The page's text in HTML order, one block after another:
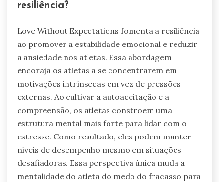
resiliência?
Love Without Expectations fomenta a resiliência
ao promover a estabilidade emocional e reduzir
a ansiedade nos atletas. Essa abordagem
encoraja os atletas a se concentrarem em
motivações intrínsecas em vez de pressões
externas. Ao cultivar a autoaceitação e a
compreensão, os atletas constroem uma
estrutura mental mais forte para lidar com o
estresse. Como resultado, eles podem manter
níveis de desempenho mesmo em situações
desafiadoras. Essa perspectiva única muda a
mentalidade do atleta do medo do fracasso para